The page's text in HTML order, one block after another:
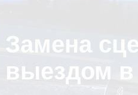
Замена
выездом